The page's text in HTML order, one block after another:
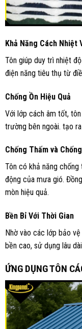
Khả Năng Cách Nhiệt
Tôn giúp duy trì nhiệt
điện năng tiêu thụ từ
Chống Ồn Hiệu Quả
Với lớp cách âm tốt,
trường bên ngoài. tạo
Chống Thấm và
Tôn có khả năng
động của mưa gió.
mòn hiệu quả.
Bền Bỉ Với Thời Gian
Nhờ vào các lớp bảo
bền cao, sử dụng lâu
ỨNG DỤNG TÔN